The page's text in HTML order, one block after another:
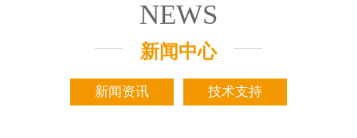
NEWS
新闻中心
新闻资讯 技术支持